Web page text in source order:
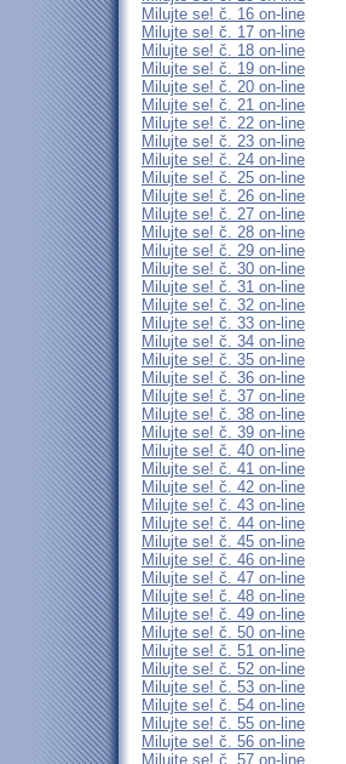
Milujte se! č. 16 on-line
Milujte se! č. 17 on-line
Milujte se! č. 18 on-line
Milujte se! č. 19 on-line
Milujte se! č. 20 on-line
Milujte se! č. 21 on-line
Milujte se! č. 22 on-line
Milujte se! č. 23 on-line
Milujte se! č. 24 on-line
Milujte se! č. 25 on-line
Milujte se! č. 26 on-line
Milujte se! č. 27 on-line
Milujte se! č. 28 on-line
Milujte se! č. 29 on-line
Milujte se! č. 30 on-line
Milujte se! č. 31 on-line
Milujte se! č. 32 on-line
Milujte se! č. 33 on-line
Milujte se! č. 34 on-line
Milujte se! č. 35 on-line
Milujte se! č. 36 on-line
Milujte se! č. 37 on-line
Milujte se! č. 38 on-line
Milujte se! č. 39 on-line
Milujte se! č. 40 on-line
Milujte se! č. 41 on-line
Milujte se! č. 42 on-line
Milujte se! č. 43 on-line
Milujte se! č. 44 on-line
Milujte se! č. 45 on-line
Milujte se! č. 46 on-line
Milujte se! č. 47 on-line
Milujte se! č. 48 on-line
Milujte se! č. 49 on-line
Milujte se! č. 50 on-line
Milujte se! č. 51 on-line
Milujte se! č. 52 on-line
Milujte se! č. 53 on-line
Milujte se! č. 54 on-line
Milujte se! č. 55 on-line
Milujte se! č. 56 on-line
Milujte se! č. 57 on-line